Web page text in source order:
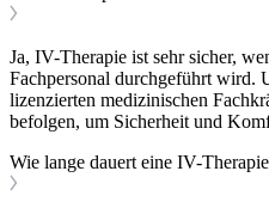
Ja, IV-Therapie ist sehr sicher,
Fachpersonal durchgeführt wird.
lizenzierten medizinischen
befolgen, um Sicherheit und
Wie lange dauert eine IV-